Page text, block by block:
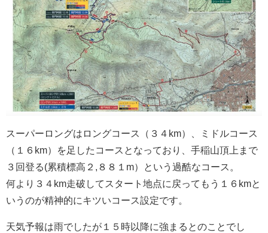
スーパーロングはロングコース（３４km）、ミドルコース
（１６km）を足したコースとなっており、手稲山頂上まで
３回登る(累積標高２,８８１m）という過酷なコース。
何より３４km走破してスタート地点に戻ってもう１６kmと
いうのが精神的にキツいコース設定です。
天気予報は雨でしたが１５時以降に強まるとのことでし